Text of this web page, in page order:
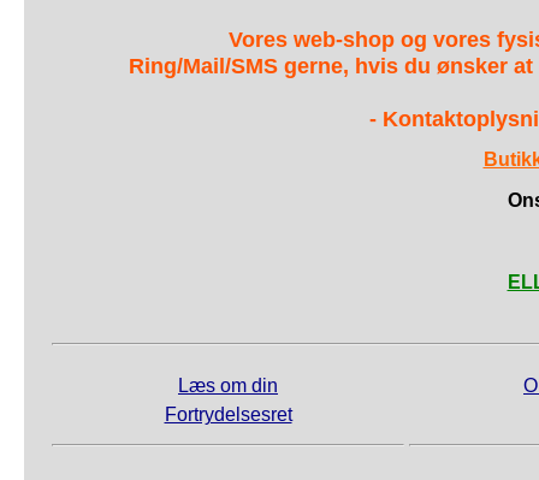
Vores web-shop og vores
Ring/Mail/SMS gerne, hvis du ønsker
-
Læs om din
Fortrydelsesret